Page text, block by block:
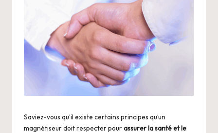
Saviez-vous qu’il existe certains principes qu’un
magnétiseur doit respecter pourassurer la santé et le